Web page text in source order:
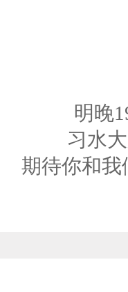
明晚
习水
期待你和我